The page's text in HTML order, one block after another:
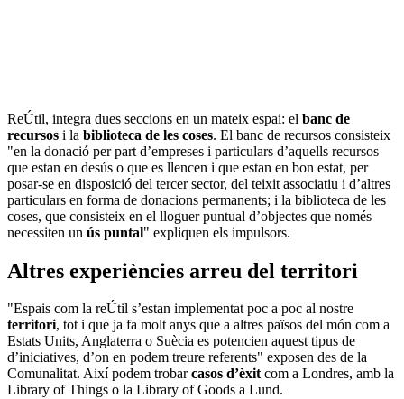
ReÚtil, integra dues seccions en un mateix espai: el banc de
recursos i la biblioteca de les coses. El banc de recursos consisteix
"en la donació per part d’empreses i particulars d’aquells recursos
que estan en desús o que es llencen i que estan en bon estat, per
posar-se en disposició del tercer sector, del teixit associatiu i d’altres
particulars en forma de donacions permanents; i la biblioteca de les
coses, que consisteix en el lloguer puntual d’objectes que només
necessiten un ús puntal" expliquen els impulsors.
Altres experiències arreu del territori
"Espais com la reÚtil s’estan implementat poc a poc al nostre
territori, tot i que ja fa molt anys que a altres països del món com a
Estats Units, Anglaterra o Suècia es potencien aquest tipus de
d’iniciatives, d’on en podem treure referents" exposen des de la
Comunalitat. Així podem trobarcasos d’èxitcom a Londres, amb la
Library of Things o la Library of Goods a Lund.